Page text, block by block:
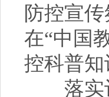
防控宣
在“中国
控科普
落实评